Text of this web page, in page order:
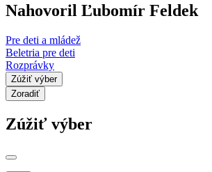
Nahovoril Ľubomír Feldek
Pre deti a mládež
Beletria pre deti
Rozprávky
Zúžiť výber
Zoradiť
Zúžiť výber